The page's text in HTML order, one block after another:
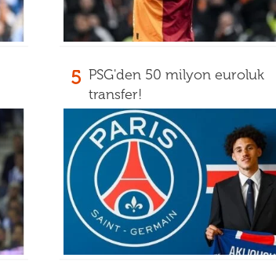
5 PSG'den 50 milyon euroluk
transfer!